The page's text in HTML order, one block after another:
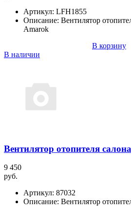
Артикул: LFH1855
Описание: Вентилятор
Amarok
В корзину
В наличии
Вентилятор отопителя
9 450
руб.
Артикул: 87032
Описание: Вентилятор